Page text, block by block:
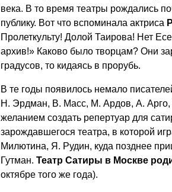
века. В то время театры рождались
публику. Вот что вспоминала актриса
Пролеткульту! Долой Таирова! Нет
архив!» Каково было творцам? Они
градусов, то кидаясь в прорубь.
В те годы появилось немало
Н. Эрдман, В. Масс, М. Ардов, А. Арго,
желанием создать репертуар для
зарождавшегося театра, в которой
Милютина, Я. Рудин, куда позднее
Гутман. Театр Сатиры в Москве
октябре того же года).